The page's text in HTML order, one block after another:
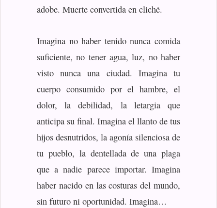
adobe. Muerte convertida en cliché.
Imagina no haber tenido nunca comida
suficiente, no tener agua, luz, no haber
visto nunca una ciudad. Imagina tu
cuerpo consumido por el hambre, el
dolor, la debilidad, la letargia que
anticipa su final. Imagina el llanto de tus
hijos desnutridos, la agonía silenciosa de
tu pueblo, la dentellada de una plaga
que a nadie parece importar. Imagina
haber nacido en las costuras del mundo,
sin futuro ni oportunidad. Imagina…